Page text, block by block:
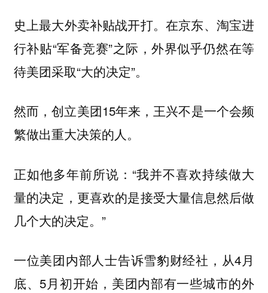
史上最大外卖补贴战开打。在京东、淘宝进
行补贴“军备竞赛”之际，外界似乎仍然在等
待美团采取“大的决定”。
然而，创立美团15年来，王兴不是一个会频
繁做出重大决策的人。
正如他多年前所说：“我并不喜欢持续做大
量的决定，更喜欢的是接受大量信息然后做
几个大的决定。”
一位美团内部人士告诉雪豹财经社，从4月
底、5月初开始，美团内部有一些城市的外